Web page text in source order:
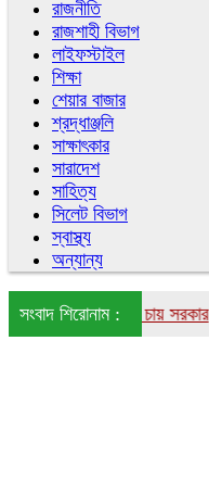
রাজনীতি
রাজশাহী বিভাগ
লাইফস্টাইল
শিক্ষা
শেয়ার বাজার
শ্রদ্ধাঞ্জলি
সাক্ষাৎকার
সারাদেশ
সাহিত্য
সিলেট বিভাগ
স্বাস্থ্য
অন্যান্য
সংবাদ শিরোনাম :
আনতে চায় সরকার